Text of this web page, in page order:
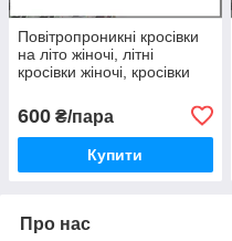
Повітропроникні кросівки
на літо жіночі, літні
кросівки жіночі, кросівки
600 ₴/пара
Купити
Про нас